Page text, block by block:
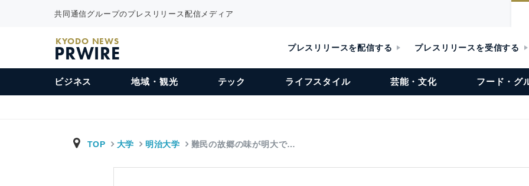
共同通信グループのプレスリリース配信メディア
KYODO NEWS
PRWIRE プレスリリースを配信する プレスリリースを受信する
ビジネス 地域・観光 テック ライフスタイル 芸能・文化 フード・グ
TOP 大学 明治大学 難民の故郷の味が明大で…